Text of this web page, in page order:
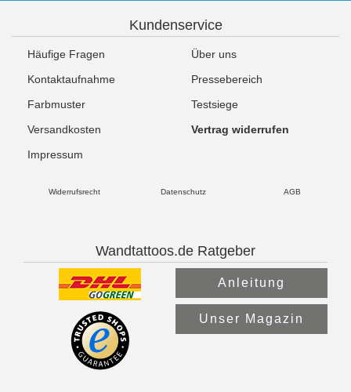
Kundenservice
Häufige Fragen
Über uns
Kontaktaufnahme
Pressebereich
Farbmuster
Testsiege
Versandkosten
Vertrag widerrufen
Impressum
Widerrufsrecht Datenschutz AGB
Wandtattoos.de Ratgeber
Anleitung
Unser Magazin